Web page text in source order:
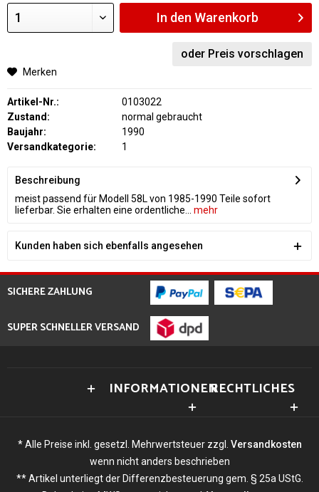
In den Warenkorb
oder Preis vorschlagen
Merken
Artikel-Nr.:
0103022
Zustand:
normal gebraucht
Baujahr:
1990
Versandkategorie:
1
Beschreibung
meist passend für Modell 58L von 1985-1990 Teile sofort
lieferbar. Sie erhalten eine ordentliche...
mehr
Kunden haben sich ebenfalls angesehen
SICHERE ZAHLUNG
SUPER SCHNELLER VERSAND
INFORMATIONENRECHTLICHES
* Alle Preise inkl. gesetzl. Mehrwertsteuer zzgl. Versandkosten
wenn nicht anders beschrieben
** Artikel unterliegt der Differenzbesteuerung gem. § 25a UStG.